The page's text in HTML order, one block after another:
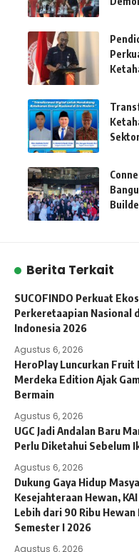
Berita Terkait
SUCOFINDO Perkuat
Perkeretaapian Nasional
Indonesia 2026
Agustus 6, 2026
HeroPlay Luncurkan
Merdeka Edition Ajak
Bermain
Agustus 6, 2026
UGC Jadi Andalan Baru
Perlu Diketahui Sebelum
Agustus 6, 2026
Dukung Gaya Hidup
Kesejahteraan Hewan,
Lebih dari 90 Ribu
Semester I 2026
Agustus 6, 2026